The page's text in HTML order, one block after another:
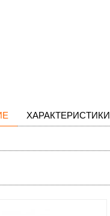
ХАРАКТЕРИСТИКИ